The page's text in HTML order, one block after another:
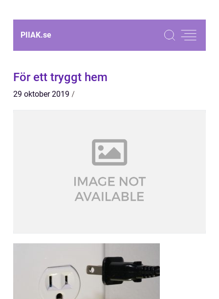
PIIAK.se
För ett tryggt hem
29 oktober 2019